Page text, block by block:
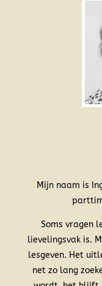
Mijn naam is
Soms vragen
lievelingsvak is.
lesgeven. Het
net zo lang